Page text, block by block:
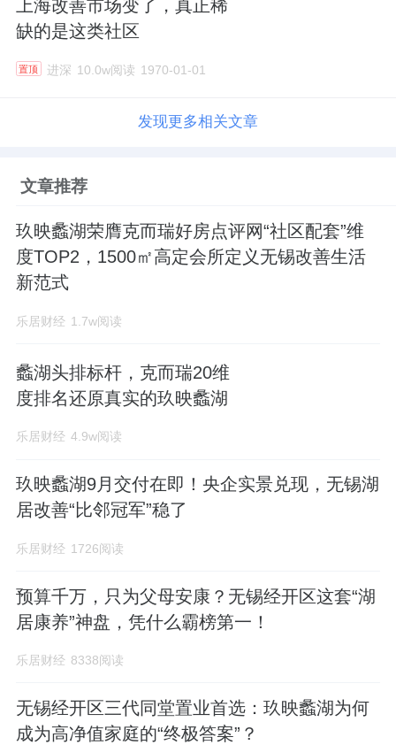
上海改善市场变了，真正稀
缺的是这类社区
置顶 进深 10.0w阅读 1970-01-01
发现更多相关文章
文章推荐
玖映蠡湖荣膺克而瑞好房点评网“社区配套”维
度TOP2，1500㎡高定会所定义无锡改善生活
新范式
乐居财经 1.7w阅读
蠡湖头排标杆，克而瑞20维
度排名还原真实的玖映蠡湖
乐居财经 4.9w阅读
玖映蠡湖9月交付在即！央企实景兑现，无锡湖
居改善“比邻冠军”稳了
乐居财经 1726阅读
预算千万，只为父母安康？无锡经开区这套“湖
居康养”神盘，凭什么霸榜第一！
乐居财经 8338阅读
无锡经开区三代同堂置业首选：玖映蠡湖为何
成为高净值家庭的“终极答案”？